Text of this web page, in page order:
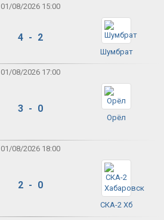
01/08/2026 15:00
4 - 2
Шумбрат
01/08/2026 17:00
3 - 0
Орёл
01/08/2026 18:00
2 - 0
СКА-2 Хб